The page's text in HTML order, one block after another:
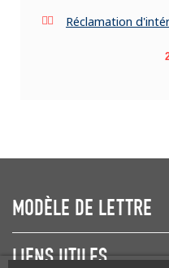
Réclamation
MODÈLE DE LETTRE
LIENS UTILES